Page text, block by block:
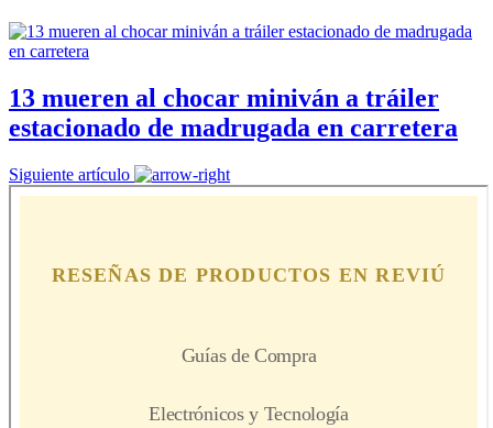
13 mueren al chocar miniván a tráiler
estacionado de madrugada en carretera
Siguiente artículo